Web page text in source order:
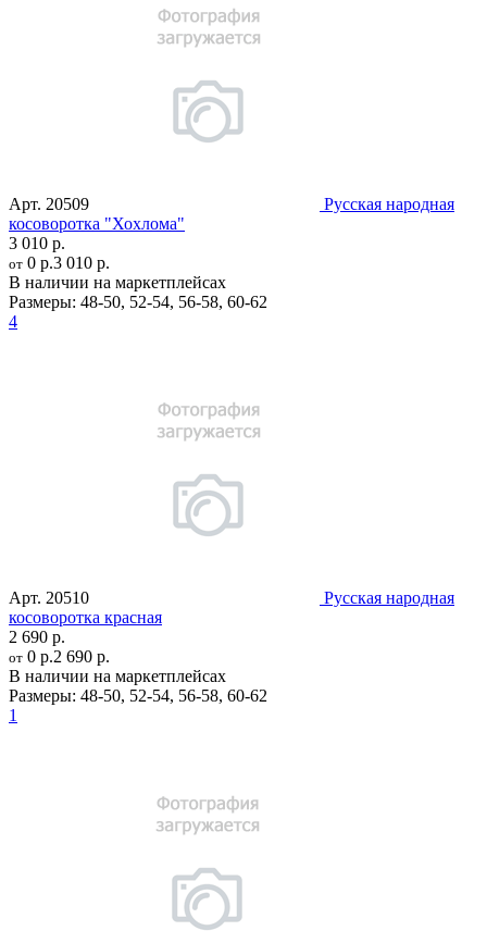
Арт. 20509
Русская народная
косоворотка "Хохлома"
3 010 р.
от 0 р.3 010 р.
В наличии на маркетплейсах
Размеры: 48-50, 52-54, 56-58, 60-62
4
Арт. 20510
Русская народная
косоворотка красная
2 690 р.
от 0 р.2 690 р.
В наличии на маркетплейсах
Размеры: 48-50, 52-54, 56-58, 60-62
1